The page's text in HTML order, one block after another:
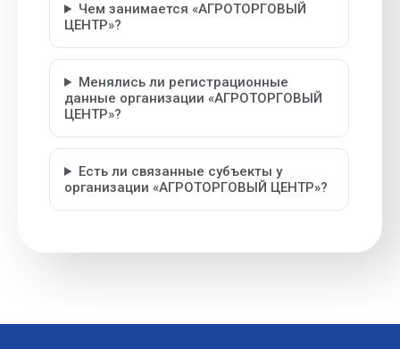
Чем занимается «АГРОТОРГОВЫЙ
ЦЕНТР»?
Менялись ли регистрационные
данные организации «АГРОТОРГОВЫЙ
ЦЕНТР»?
Есть ли связанные субъекты у
организации «АГРОТОРГОВЫЙ ЦЕНТР»?